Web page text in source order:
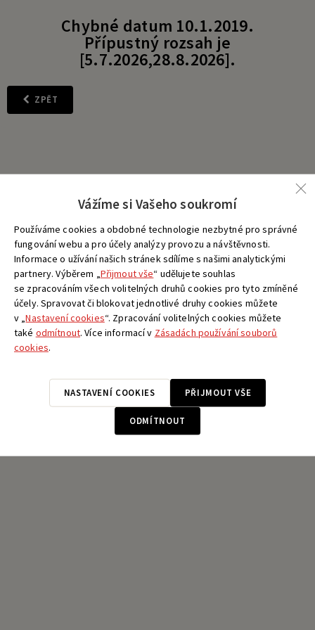
Chybné datum 10.1.2019.
Přípustný rozsah je
[5.7.2026,28.8.2026].
ZPĚT
Vážíme si Vašeho soukromí
Používáme cookies a obdobné technologie nezbytné pro správné
fungování webu a pro účely analýzy provozu a návštěvnosti.
Informace o užívání našich stránek sdílíme s našimi analytickými
partnery. Výběrem „ Přijmout vše“ udělujete souhlas
se zpracováním všech volitelných druhů cookies pro tyto zmíněné
účely. Spravovat či blokovat jednotlivé druhy cookies můžete
v „Nastavení cookies“. Zpracování volitelných cookies můžete
také odmítnout. Více informací v Zásadách používání souborů
cookies.
ODMÍTNOUT
NASTAVENÍ COOKIES PŘIJMOUT VŠE